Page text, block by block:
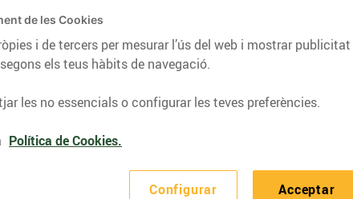
de les Cookies
i de tercers per mesurar l’ús del web i mostrar publicitat
els teus hàbits de navegació.
les no essencials o configurar les teves preferències.
Política de Cookies.
Configurar Acceptar